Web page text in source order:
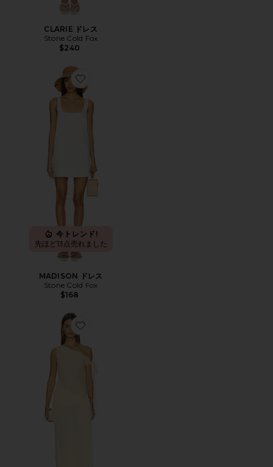
CLARIE ドレス
Stone Cold Fox
$240
Favorite MADISON ドレス
今トレンド!
先ほど13点売れました
MADISON ドレス
Stone Cold Fox
$168
Favorite SANSA ガウン